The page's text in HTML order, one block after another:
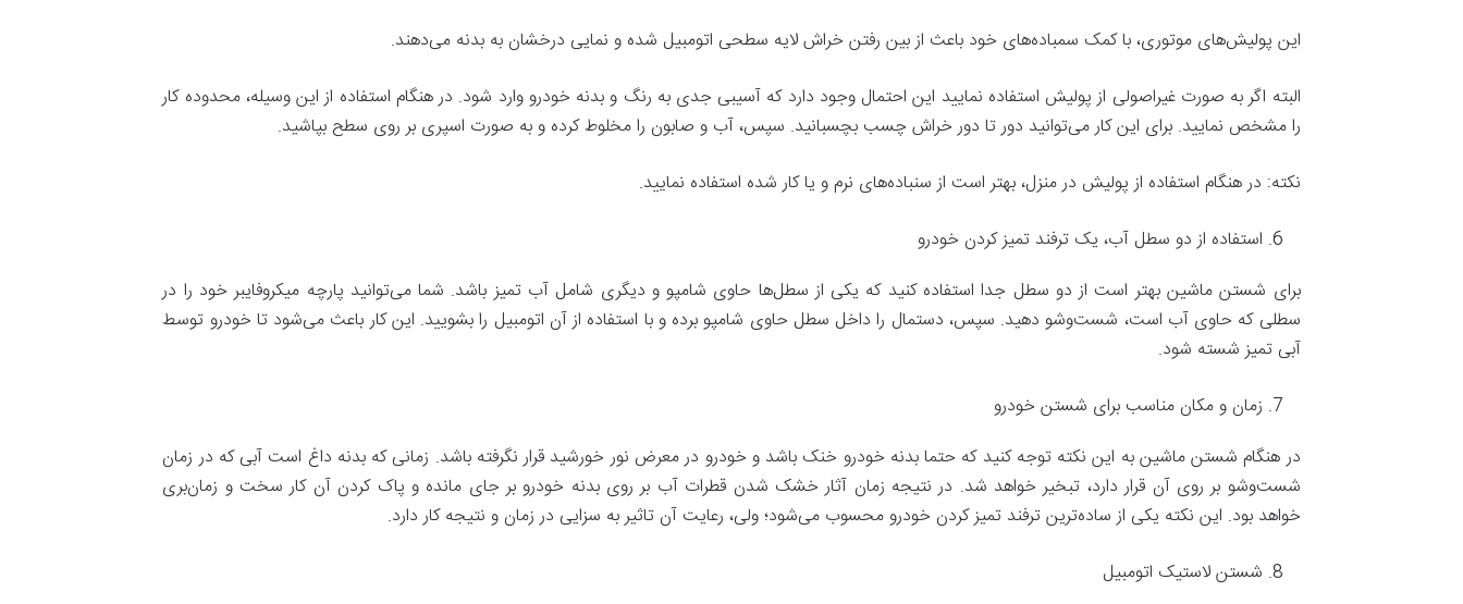
این پولیش‌های موتوری، با کمک سمباده‌های خود باعث از بین رفتن خراش لایه سطحی اتومبیل شده و نمایی درخشان به بدنه می‌دهند.
البته اگر به صورت غیراصولی از پولیش استفاده نمایید این احتمال وجود دارد که آسیبی جدی به رنگ و بدنه خودرو وارد شود. در هنگام استفاده از این وسیله، محدوده کار
را مشخص نمایید. برای این کار می‌توانید دور تا دور خراش چسب بچسبانید. سپس، آب و صابون را مخلوط کرده و به صورت اسپری بر روی سطح بپاشید.
نکته: در هنگام استفاده از پولیش در منزل، بهتر است از سنباده‌های نرم و یا کار شده استفاده نمایید.
استفاده از دو سطل آب، یک ترفند تمیز کردن خودرو
برای شستن ماشین بهتر است از دو سطل جدا استفاده کنید که یکی از سطل‌ها حاوی شامپو و دیگری شامل آب تمیز باشد. شما می‌توانید پارچه میکروفایبر خود را در
سطلی که حاوی آب است، شست‌و‌شو دهید. سپس، دستمال را داخل سطل حاوی شامپو برده و با استفاده از آن اتومبیل را بشویید. این کار باعث می‌شود تا خودرو توسط
آبی تمیز شسته شود.
زمان و مکان مناسب برای شستن خودرو
در هنگام شستن ماشین به این نکته توجه کنید که حتما بدنه خودرو خنک باشد و خودرو در معرض نور خورشید قرار نگرفته باشد. زمانی که بدنه داغ است آبی که در زمان
شست‌و‌شو بر روی آن قرار دارد، تبخیر خواهد شد. در نتیجه زمان آثار خشک شدن قطرات آب بر روی بدنه‌ خودرو بر جای مانده و پاک کردن آن‌ کار سخت و زمان‌بری
خواهد بود. این نکته یکی از ساده‌ترین ترفند تمیز کردن خودرو محسوب می‌شود؛ ولی، رعایت آن تاثیر به سزایی در زمان و نتیجه کار دارد.
شستن لاستیک اتومبیل